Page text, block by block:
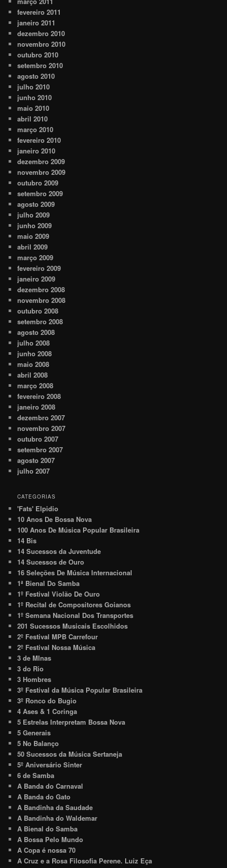
fevereiro 2011
janeiro 2011
dezembro 2010
novembro 2010
outubro 2010
setembro 2010
agosto 2010
julho 2010
junho 2010
maio 2010
abril 2010
março 2010
fevereiro 2010
janeiro 2010
dezembro 2009
novembro 2009
outubro 2009
setembro 2009
agosto 2009
julho 2009
junho 2009
maio 2009
abril 2009
março 2009
fevereiro 2009
janeiro 2009
dezembro 2008
novembro 2008
outubro 2008
setembro 2008
agosto 2008
julho 2008
junho 2008
maio 2008
abril 2008
março 2008
fevereiro 2008
janeiro 2008
dezembro 2007
novembro 2007
outubro 2007
setembro 2007
agosto 2007
julho 2007
CATEGORIAS
'Fats' Elpidio
10 Anos De Bossa Nova
100 Anos De Música Popular Brasileira
14 Bis
14 Sucessos da Juventude
14 Sucessos de Ouro
16 Seleções De Música Internacional
1ª Bienal Do Samba
1º Festival Violão De Ouro
1º Recital de Compositores Goianos
1º Semana Nacional Dos Transportes
201 Sucessos Musicais Escolhidos
2º Festival MPB Carrefour
2º Festival Nossa Música
3 de MInas
3 do Rio
3 Hombres
3º Festival da Música Popular Brasileira
3º Ronco do Bugio
4 Ases & 1 Coringa
5 Estrelas Interpretam Bossa Nova
5 Generais
5 No Balanço
50 Sucessos da Música Sertaneja
5º Aniversário Sinter
6 de Samba
A Banda do Carnaval
A Banda do Gato
A Bandinha da Saudade
A Bandinha do Waldemar
A Bienal do Samba
A Bossa Pelo Mundo
A Copa é nossa 70
A Cruz e a Rosa Filosofia Perene. Luiz Eça